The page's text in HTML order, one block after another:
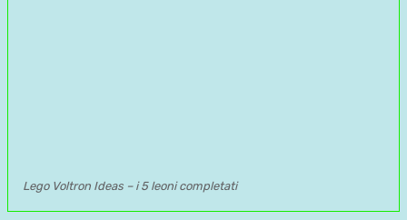
Lego Voltron Ideas – i 5 leoni completati